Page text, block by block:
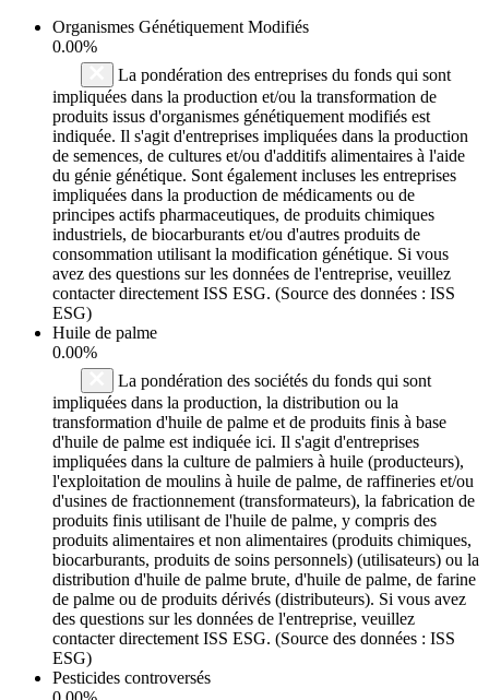
Organismes Génétiquement Modifiés
0.00%
La pondération des entreprises du fonds qui sont
impliquées dans la production et/ou la transformation de
produits issus d'organismes génétiquement modifiés est
indiquée. Il s'agit d'entreprises impliquées dans la production
de semences, de cultures et/ou d'additifs alimentaires à l'aide
du génie génétique. Sont également incluses les entreprises
impliquées dans la production de médicaments ou de
principes actifs pharmaceutiques, de produits chimiques
industriels, de biocarburants et/ou d'autres produits de
consommation utilisant la modification génétique. Si vous
avez des questions sur les données de l'entreprise, veuillez
contacter directement ISS ESG. (Source des données : ISS
ESG)
Huile de palme
0.00%
La pondération des sociétés du fonds qui sont
impliquées dans la production, la distribution ou la
transformation d'huile de palme et de produits finis à base
d'huile de palme est indiquée ici. Il s'agit d'entreprises
impliquées dans la culture de palmiers à huile (producteurs),
l'exploitation de moulins à huile de palme, de raffineries et/ou
d'usines de fractionnement (transformateurs), la fabrication de
produits finis utilisant de l'huile de palme, y compris des
produits alimentaires et non alimentaires (produits chimiques,
biocarburants, produits de soins personnels) (utilisateurs) ou la
distribution d'huile de palme brute, d'huile de palme, de farine
de palme ou de produits dérivés (distributeurs). Si vous avez
des questions sur les données de l'entreprise, veuillez
contacter directement ISS ESG. (Source des données : ISS
ESG)
Pesticides controversés